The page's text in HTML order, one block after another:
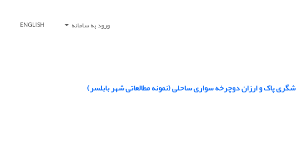
ورود به سامانه ENGLISH
پاک و ارزان دوچرخه سواری ساحلی (نمونه مطالعاتی شهر بابلسر)